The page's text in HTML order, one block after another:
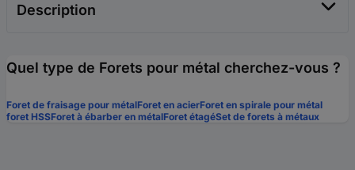
Description
Quel type de Forets pour métal cherchez-vous ?
Foret de fraisage pour métalForet en acierForet en spirale pour métal
foret HSSForet à ébarber en métalForet étagéSet de forets à métaux